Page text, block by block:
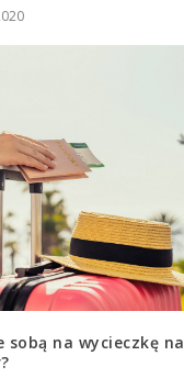
sobą na wycieczkę na